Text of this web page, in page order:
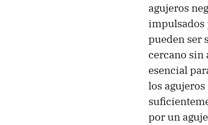
agujeros
impulsados
pueden ser
cercano sin
esencial
los
por un